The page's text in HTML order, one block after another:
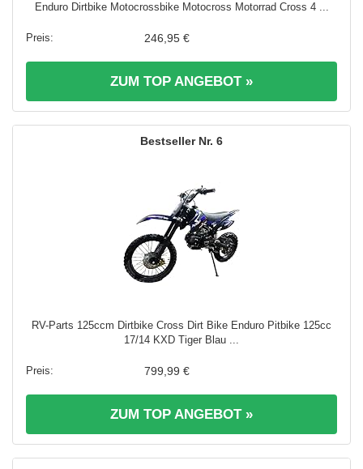
Enduro Dirtbike Motocrossbike Motocross Motorrad Cross 4 ...
246,95 €
ZUM TOP ANGEBOT »
6
RV-Parts 125ccm Dirtbike Cross Dirt Bike Enduro Pitbike 125cc
17/14 KXD Tiger Blau ...
799,99 €
ZUM TOP ANGEBOT »